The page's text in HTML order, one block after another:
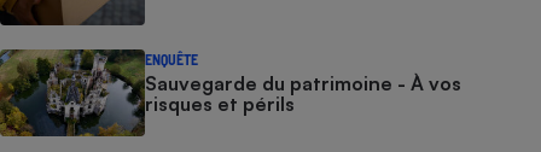
ENQUÊTE
Sauvegarde du patrimoine - À vos
risques et périls